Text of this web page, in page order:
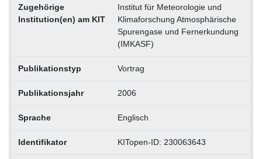
Zugehörige
Institution(en) am KIT
Institut für Meteorologie und
Klimaforschung Atmosphärische
Spurengase und Fernerkundung
(IMKASF)
Publikationstyp Vortrag
Publikationsjahr 2006
Sprache Englisch
Identifikator KITopen-ID: 230063643